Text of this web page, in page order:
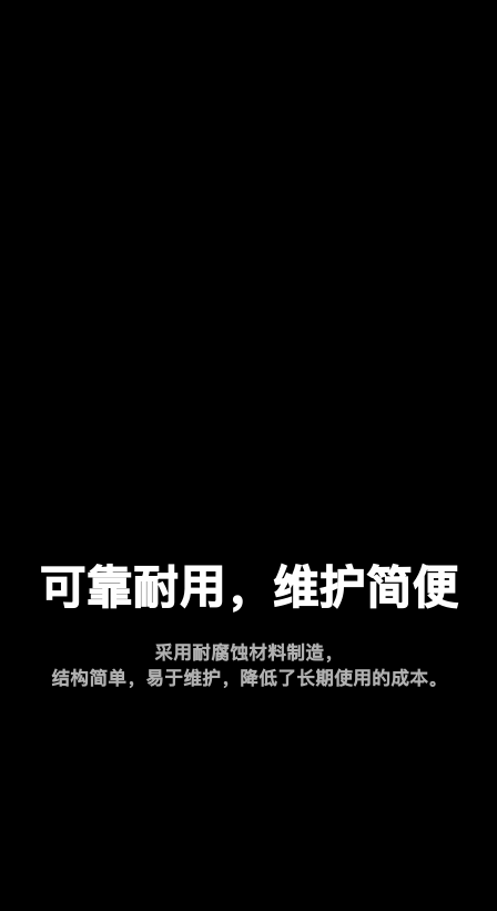
可靠耐用，维护简便
采用耐腐蚀材料制造，
结构简单，易于维护，降低了长期使用的成本。